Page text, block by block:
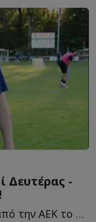
Δευτέρας -
Κατηγορηματικά διαψεύδεται από την ΑΕΚ το δημοσίευμα π...